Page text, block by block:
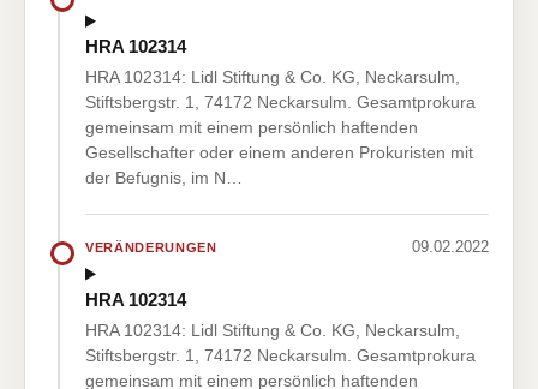
HRA 102314
HRA 102314: Lidl Stiftung & Co. KG, Neckarsulm,
Stiftsbergstr. 1, 74172 Neckarsulm. Gesamtprokura
gemeinsam mit einem persönlich haftenden
Gesellschafter oder einem anderen Prokuristen mit
der Befugnis, im N…
VERÄNDERUNGEN 09.02.2022
HRA 102314
HRA 102314: Lidl Stiftung & Co. KG, Neckarsulm,
Stiftsbergstr. 1, 74172 Neckarsulm. Gesamtprokura
gemeinsam mit einem persönlich haftenden